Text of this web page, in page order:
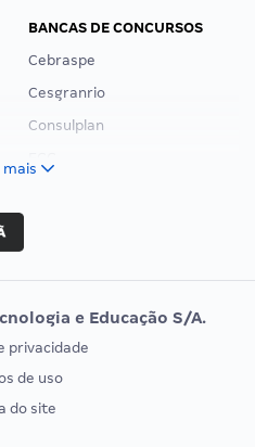
BANCAS DE CONCURSOS
Cebraspe
Cesgranrio
Consulplan
Vunesp
EXAME DE ORDEM
mais
e Educação S/A.
privacidade
de uso
do site